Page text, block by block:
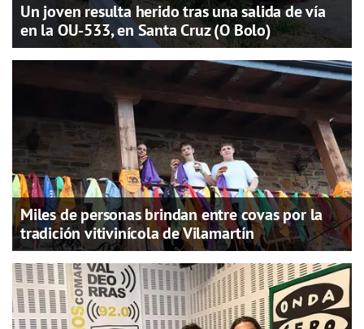
Un joven resulta herido tras una salida de vía
en la OU-533, en Santa Cruz (O Bolo)
Miles de personas brindan entre covas por la
tradición vitivinícola de Vilamartín